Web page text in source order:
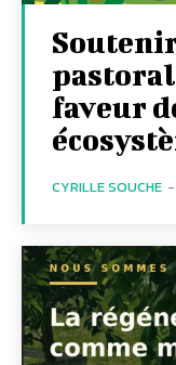
faveur
CYRILLE SOUCHE -